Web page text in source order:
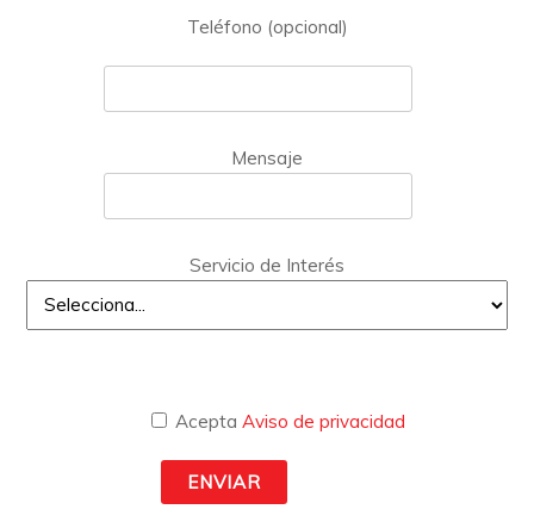
Teléfono (opcional)
Mensaje
Servicio de Interés
AceptaAviso de privacidad